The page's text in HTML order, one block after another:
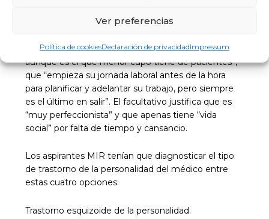
Ver preferencias
Política de cookiesDeclaración de privacidadImpressum
La pregunta abordaba el caso de un médico de 50
horas en la consulta, creando algún conflicto,
aunque es el que menor cupo tiene de pacientes”,
que “empieza su jornada laboral antes de la hora
para planificar y adelantar su trabajo, pero siempre
es el último en salir”. El facultativo justifica que es
“muy perfeccionista” y que apenas tiene “vida
social” por falta de tiempo y cansancio.
Los aspirantes MIR tenían que diagnosticar el tipo
de trastorno de la personalidad del médico entre
estas cuatro opciones:
Trastorno esquizoide de la personalidad.